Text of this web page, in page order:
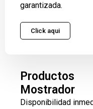
garantizada.
Click aqui
Productos
Mostrador
Disponibilidad